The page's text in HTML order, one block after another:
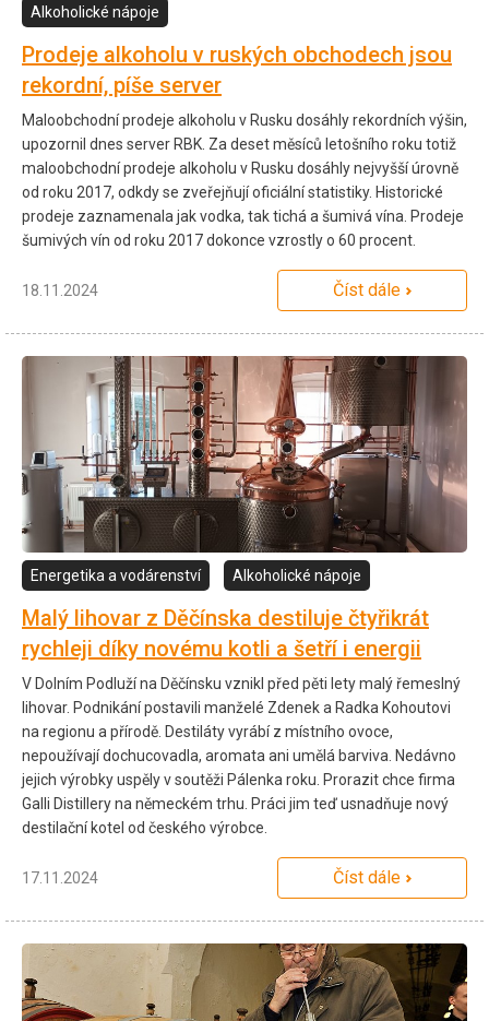
Alkoholické nápoje
Prodeje alkoholu v ruských obchodech jsou
rekordní, píše server
Maloobchodní prodeje alkoholu v Rusku dosáhly rekordních výšin,
upozornil dnes server RBK. Za deset měsíců letošního roku totiž
maloobchodní prodeje alkoholu v Rusku dosáhly nejvyšší úrovně
od roku 2017, odkdy se zveřejňují oficiální statistiky. Historické
prodeje zaznamenala jak vodka, tak tichá a šumivá vína. Prodeje
šumivých vín od roku 2017 dokonce vzrostly o 60 procent.
18.11.2024 Číst dále
Energetika a vodárenství Alkoholické nápoje
Malý lihovar z Děčínska destiluje čtyřikrát
rychleji díky novému kotli a šetří i energii
V Dolním Podluží na Děčínsku vznikl před pěti lety malý řemeslný
lihovar. Podnikání postavili manželé Zdenek a Radka Kohoutovi
na regionu a přírodě. Destiláty vyrábí z místního ovoce,
nepoužívají dochucovadla, aromata ani umělá barviva. Nedávno
jejich výrobky uspěly v soutěži Pálenka roku. Prorazit chce firma
Galli Distillery na německém trhu. Práci jim teď usnadňuje nový
destilační kotel od českého výrobce.
17.11.2024 Číst dále